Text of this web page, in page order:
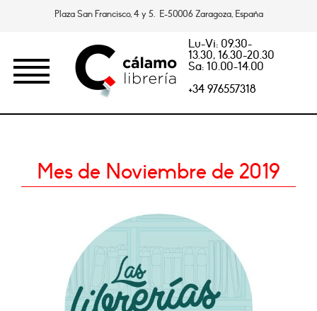
Plaza San Francisco, 4 y 5. E-50006 Zaragoza, España
Lu-Vi: 09.30-
13.30, 16.30-20.30
Sa: 10.00-14.00
+34 976557318
Mes de Noviembre de 2019